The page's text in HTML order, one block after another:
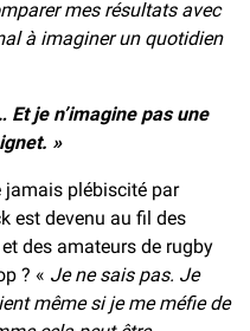
mes résultats avec
à imaginer un quotidien
je n’imagine pas une
»
jamais plébiscité par
est devenu au fil des
des amateurs de rugby
? « Je ne sais pas. Je
même si je me méfie de